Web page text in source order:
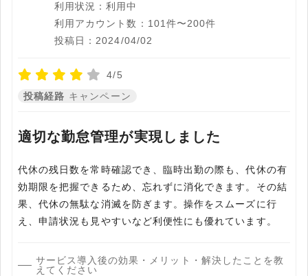
利用状況：利用中
利用アカウント数：101件〜200件
投稿日：2024/04/02
4/5
投稿経路 キャンペーン
適切な勤怠管理が実現しました
代休の残日数を常時確認でき、臨時出勤の際も、代休の有
効期限を把握できるため、忘れずに消化できます。その結
果、代休の無駄な消滅を防ぎます。操作をスムーズに行
え、申請状況も見やすいなど利便性にも優れています。
サービス導入後の効果・メリット・解決したことを教
えてください